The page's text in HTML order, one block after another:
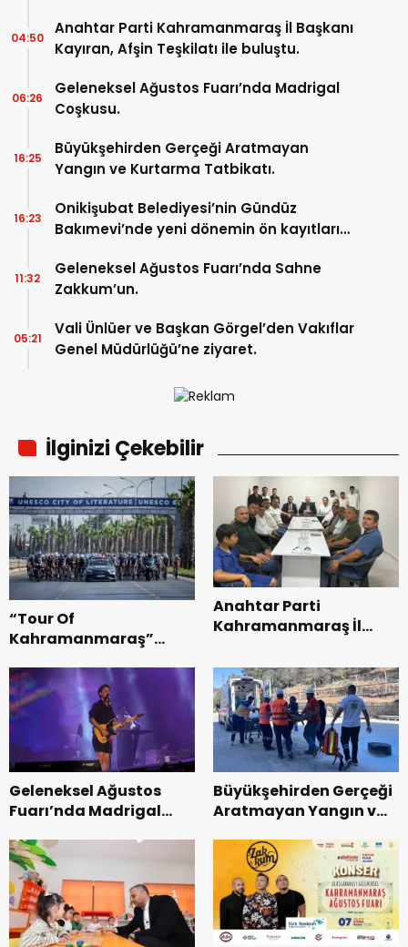
Anahtar Parti Kahramanmaraş İl Başkanı
Kayıran, Afşin Teşkilatı ile buluştu.
04:50
Geleneksel Ağustos Fuarı’nda Madrigal
Coşkusu.
06:26
Büyükşehirden Gerçeği Aratmayan
Yangın ve Kurtarma Tatbikatı.
16:25
Onikişubat Belediyesi’nin Gündüz
Bakımevi’nde yeni dönemin ön kayıtları
16:23
Geleneksel Ağustos Fuarı’nda Sahne
Zakkum’un.
11:32
Vali Ünlüer ve Başkan Görgel’den Vakıflar
Genel Müdürlüğü’ne ziyaret.
05:21
İlginizi Çekebilir
“Tour Of
Kahramanmaraş”
Bisikleti Turnuvası
Tamamlandı.
Anahtar Parti
Kahramanmaraş İl
Teşkilatı ile buluştu.
Geleneksel Ağustos
Fuarı’nda Madrigal
Büyükşehirden Gerçeği
Aratmayan Yangın ve